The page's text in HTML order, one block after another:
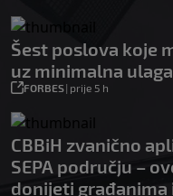
Šest poslova koje
uz minimalna
FORBES| prije 5 h
CBBiH zvanično
SEPA području –
donijeti građanima